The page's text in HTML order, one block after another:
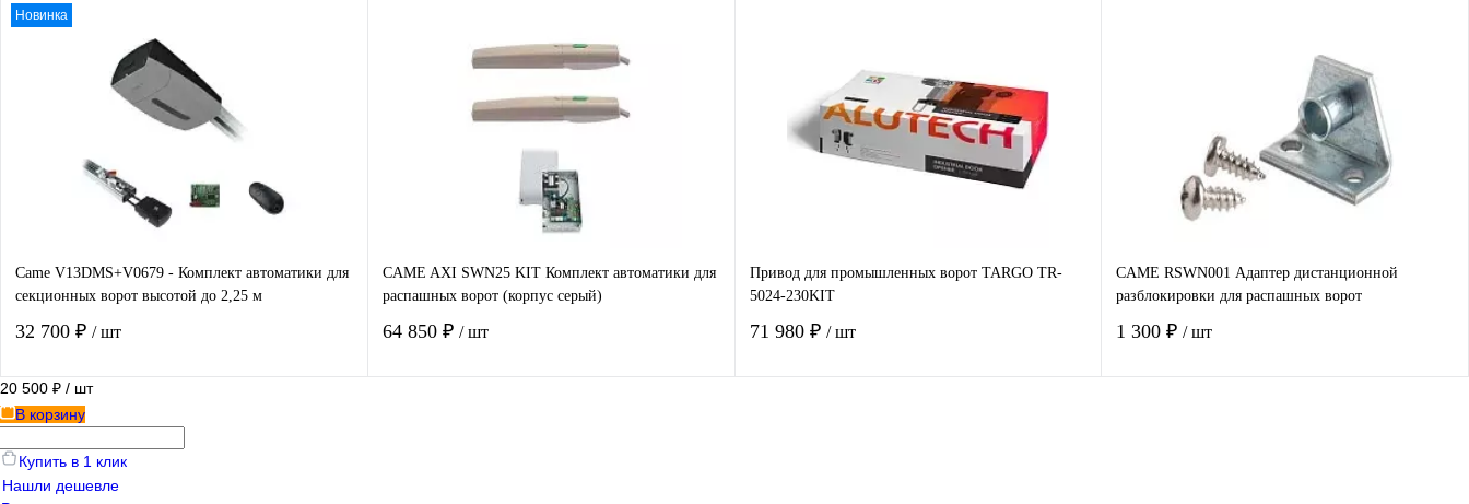
В корзину
Купить в 1 клик Сравнение Купить в 1 клик Сравнение Купить в 1 клик Сравнение
В избранное В наличии
Сравнение
В избранное Под заказ
Новинка
Came V13DMS+V0679 - Комплект автоматики для
секционных ворот высотой до 2,25 м
32 700 ₽ / шт
В корзину
CAME AXI SWN25 KIT Комплект автоматики для
распашных ворот (корпус серый)
64 850 ₽ / шт
Привод для промышленных ворот TARGO TR-
5024-230KIT
71 980 ₽ / шт
CAME RSWN001 Адаптер дистанционной
разблокировки для распашных ворот
1 300 ₽/ шт
20 500 ₽ / шт
В корзину
Купить в 1 клик
Нашли дешевле